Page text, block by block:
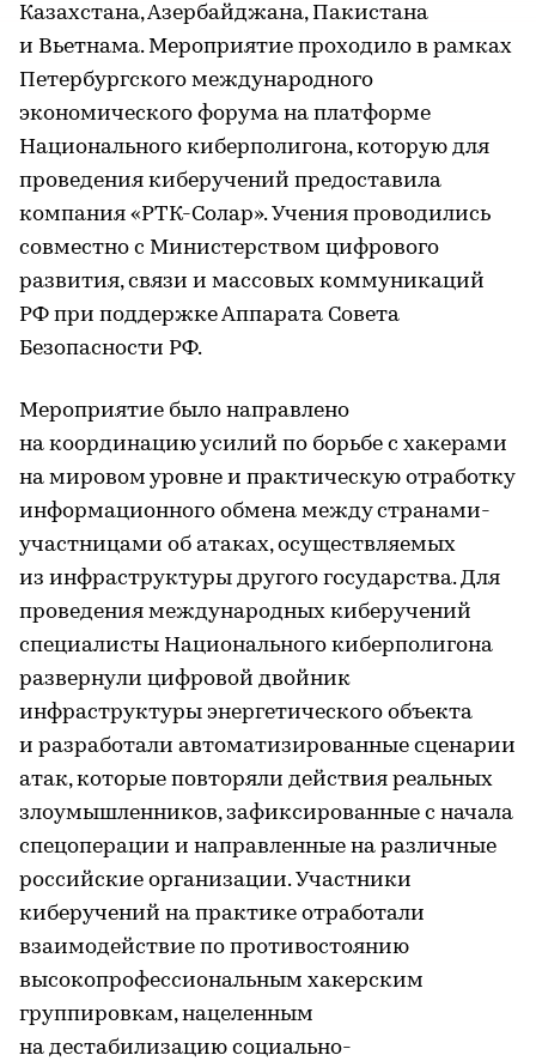
Казахстана, Азербайджана, Пакистана
и Вьетнама. Мероприятие проходило в рамках
Петербургского международного
экономического форума на платформе
Национального киберполигона, которую для
проведения киберучений предоставила
компания «РТК-Солар». Учения проводились
совместно с Министерством цифрового
развития, связи и массовых коммуникаций
РФ при поддержке Аппарата Совета
Безопасности РФ.
Мероприятие было направлено
на координацию усилий по борьбе с хакерами
на мировом уровне и практическую отработку
информационного обмена между странами-
участницами об атаках, осуществляемых
из инфраструктуры другого государства. Для
проведения международных киберучений
специалисты Национального киберполигона
развернули цифровой двойник
инфраструктуры энергетического объекта
и разработали автоматизированные сценарии
атак, которые повторяли действия реальных
злоумышленников, зафиксированные с начала
спецоперации и направленные на различные
российские организации. Участники
киберучений на практике отработали
взаимодействие по противостоянию
высокопрофессиональным хакерским
группировкам, нацеленным
на дестабилизацию социально-